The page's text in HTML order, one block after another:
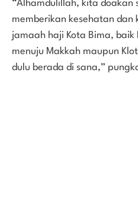
“Alhamdulillah, kita doakan
memberikan kesehatan dan
jamaah haji Kota Bima, baik
menuju Makkah maupun
dulu berada di sana,”